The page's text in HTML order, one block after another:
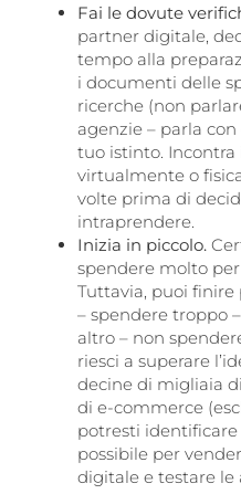
Fai le dovute
partner digitale,
tempo alla
i documenti delle
ricerche (non
agenzie – parla
tuo istinto.
virtualmente o
volte prima di
intraprendere.
Inizia in piccolo.
spendere molto
Tuttavia, puoi
– spendere troppo
altro – non
riesci a superare
decine di migliaia
di e-commerce
potresti
possibile per
digitale e testare le